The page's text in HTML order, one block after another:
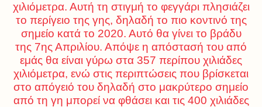
χιλιόμετρα. Αυτή τη στιγμή το φεγγάρι πλησιάζει
το περίγειο της γης, δηλαδή το πιο κοντινό της
σημείο κατά το 2020. Αυτό θα γίνει το βράδυ
της 7ης Απριλίου. Απόψε η απόστασή του από
εμάς θα είναι γύρω στα 357 περίπου χιλιάδες
χιλιόμετρα, ενώ στις περιπτώσεις που βρίσκεται
στο απόγειό του δηλαδή στο μακρύτερο σημείο
από τη γη μπορεί να φθάσει και τις 400 χιλιάδες